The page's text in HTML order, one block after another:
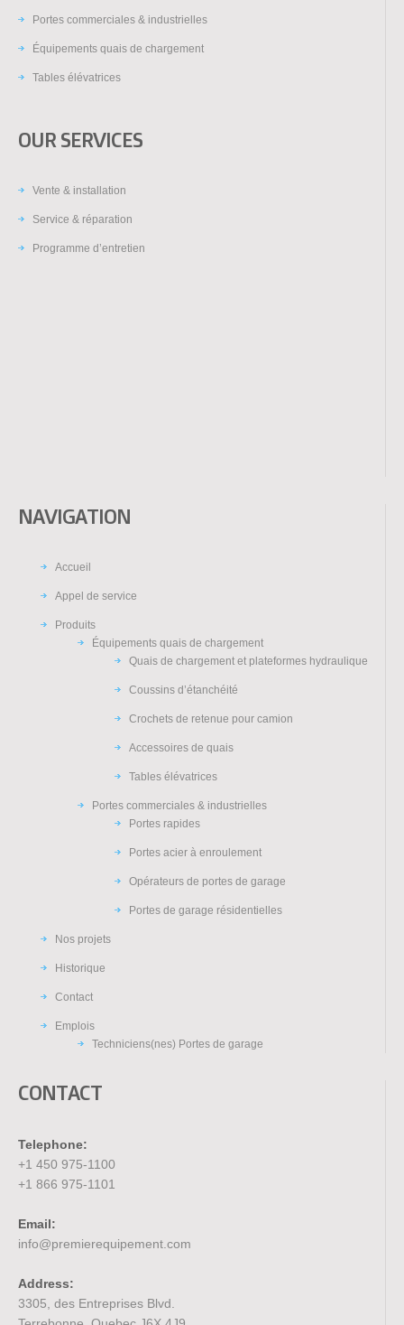
Portes commerciales & industrielles
Équipements quais de chargement
Tables élévatrices
OUR SERVICES
Vente & installation
Service & réparation
Programme d’entretien
NAVIGATION
Accueil
Appel de service
Produits
Équipements quais de chargement
Quais de chargement et plateformes hydraulique
Coussins d’étanchéité
Crochets de retenue pour camion
Accessoires de quais
Tables élévatrices
Portes commerciales & industrielles
Portes rapides
Portes acier à enroulement
Opérateurs de portes de garage
Portes de garage résidentielles
Nos projets
Historique
Contact
Emplois
Techniciens(nes) Portes de garage
CONTACT
Telephone:
+1 450 975-1100
+1 866 975-1101
Email:
info@premierequipement.com
Address:
3305, des Entreprises Blvd.